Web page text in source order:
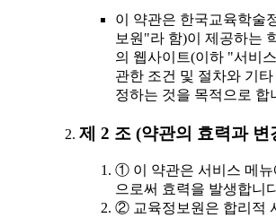
이 약관은 한국교육학술
보원"라 함)이 제공하는
의 웹사이트(이하 "서비
관한 조건 및 절차와 기
정하는 것을 목적으로 합
제 2 조 (약관의 효력과 변
① 이 약관은 서비스 메
으로써 효력을 발생합니
② 교육정보원은 합리적